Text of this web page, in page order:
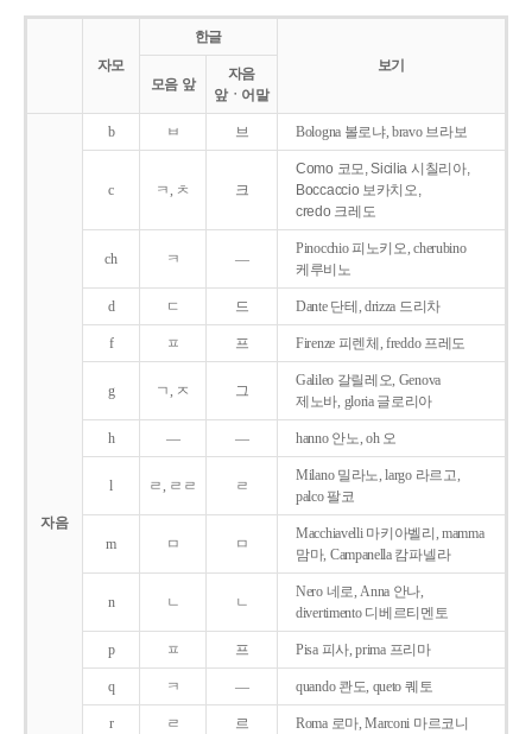
자모
한글
보기
모음 앞
자음
앞ㆍ어말
자음
b ㅂ 브 Bologna 볼로냐, bravo 브라보
c ㅋ, ㅊ 크
Como 코모, Sicilia 시칠리아,
Boccaccio 보카치오,
credo 크레도
ch ㅋ ―
Pinocchio 피노키오, cherubino
케루비노
d ㄷ 드 Dante 단테, drizza 드리차
f ㅍ 프 Firenze 피렌체, freddo 프레도
g ㄱ, ㅈ 그
Galileo 갈릴레오, Genova
제노바, gloria 글로리아
h ― ― hanno 안노, oh 오
l ㄹ, ㄹㄹ ㄹ
Milano 밀라노, largo 라르고,
palco 팔코
m ㅁ ㅁ
Macchiavelli 마키아벨리, mamma
맘마, Campanella 캄파넬라
n ㄴ ㄴ
Nero 네로, Anna 안나,
divertimento 디베르티멘토
p ㅍ 프 Pisa 피사, prima 프리마
q ㅋ ― quando 콴도, queto 퀘토
r ㄹ 르 Roma 로마, Marconi 마르코니